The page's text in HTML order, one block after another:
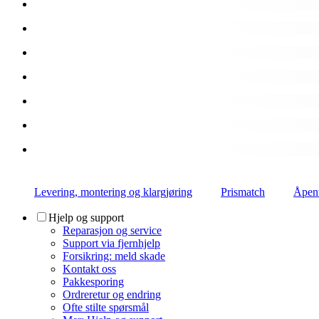
Levering, montering og klargjøring Prismatch
Hjelp og support
Reparasjon og service
Support via fjernhjelp
Forsikring: meld skade
Kontakt oss
Pakkesporing
Ordreretur og endring
Ofte stilte spørsmål